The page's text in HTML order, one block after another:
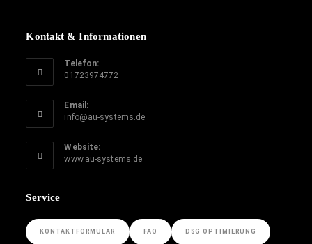
Kontakt & Informationen
Telefon:
01723974772
Email:
info@au-systems.de
Website:
www.au-systems.de
Service
KONTAKTFORMULAR FAQ DSG OPTIMIERUNG